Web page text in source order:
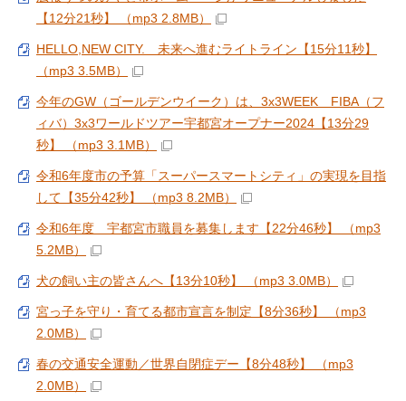
【12分21秒】 （mp3 2.8MB）
HELLO,NEW CITY. 未来へ進むライトライン【15分11秒】
（mp3 3.5MB）
今年のGW（ゴールデンウイーク）は、3x3WEEK FIBA（フ
ィバ）3x3ワールドツアー宇都宮オープナー2024【13分29
秒】 （mp3 3.1MB）
令和6年度市の予算「スーパースマートシティ」の実現を目指
して【35分42秒】 （mp3 8.2MB）
令和6年度 宇都宮市職員を募集します【22分46秒】 （mp3
5.2MB）
犬の飼い主の皆さんへ【13分10秒】 （mp3 3.0MB）
宮っ子を守り・育てる都市宣言を制定【8分36秒】 （mp3
2.0MB）
春の交通安全運動／世界自閉症デー【8分48秒】 （mp3
2.0MB）